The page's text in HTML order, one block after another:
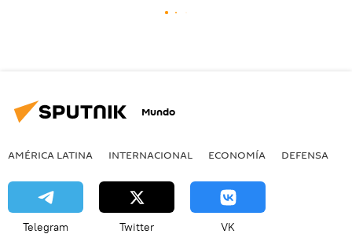
Mundo
AMÉRICA LATINA INTERNACIONAL ECONOMÍA DEFENSA
Telegram Twitter VK